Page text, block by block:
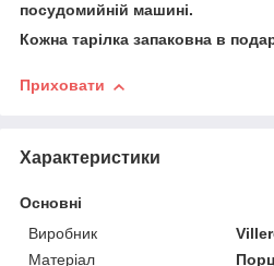
посудомийній машині.
Кожна тарілка запаковна в
Приховати
Характеристики
Основні
Виробник
Матеріал